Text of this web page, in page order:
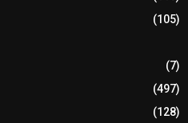
(105)
(7)
(497)
(128)